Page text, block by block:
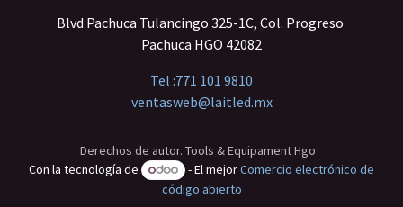
Blvd Pachuca Tulancingo 325-1C, Col. Progreso
Pachuca HGO 42082
Tel :771 101 9810
ventasweb@laitled.mx
Derechos de autor. Tools & Equipament Hgo
Con la tecnología de
- El mejorComercio electrónico de
código abierto